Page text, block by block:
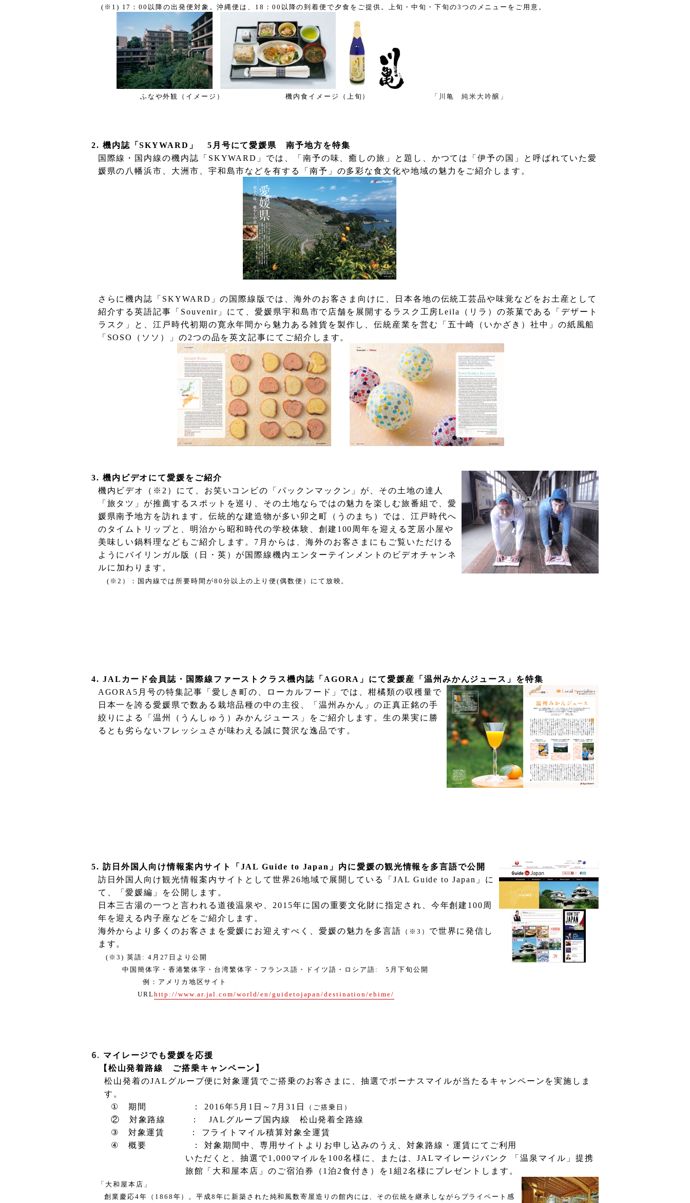
( ※ 1) 17 ：00 以降の出発便対象。沖縄便は、 18 ： 00 以降の到着便で夕食をご提供。上旬・中旬・下旬の3 つのメニューをご用意。
ふなや外観（イメージ） 機内食イメージ（上旬） 「川亀 純米大吟醸」
2. 機内誌「SKYWARD 」 5 月号にて愛媛県 南予地方を特集
国際線・国内線の機内誌「 SKYWARD 」では、「南予の味、癒しの旅」と題し、かつては「伊予の国」と呼ばれていた愛
媛県の八幡浜市、大洲市、宇和島市などを有する「南予」の多彩な食文化や地域の魅力をご紹介します。
さらに機内誌「 SKYWARD 」の国際線版では、海外のお客さま向けに、日本各地の伝統工芸品や味覚などをお土産として
紹介する英語記事「 Souvenir 」にて、愛媛県宇和島市で店舗を展開するラスク工房Leila
（リラ）の茶菓である「デザート
ラスク」と、江戸時代初期の寛永年間から魅力ある雑貨を製作し、伝統産業を営む「五十崎（いかざき）社中」の紙風船
「 SOSO （ソソ）」の2つの品を英文記事にてご紹介します。
3. 機内ビデオにて愛媛をご紹介
機内ビデオ
（ ※ 2 ） にて、お笑いコンビの「パックン マックン」が、その土地の達人
「旅タツ」が推薦する スポットを巡り、その土地ならではの魅力を楽しむ旅番組で、愛
媛県南予地方を訪れます。伝統的な建造物が多い卯之町（うのまち）では、江戸時代へ
の タイムトリップと、明治から昭和時代の学校体験、 創建 100 周年を迎える芝居小屋や
美味しい鍋料理 などもご紹介します。 7 月からは、海外のお客さまにも ご覧いただける
ようにバイリンガル版（日・英）が国際線機内エンターテインメントのビデオチャンネ
ルに 加わります。
( ※ 2 ）：国内線では所要時間が80 分 以 上の上り便(偶数便）にて 放映。
4. JAL カード会員誌・国際線ファーストクラス機内誌「 AGORA 」にて愛媛産「温州みかんジュース」を特集
AGORA5 月号の特集記事「愛しき町の、ローカルフード」では、柑橘類の収穫量で
日本一を誇る愛媛県で数ある栽培品種の中の主役、「温州みかん」の正真正銘の手
絞りによる「温州（うんしゅう）みかんジュース」をご紹介します。生の果実に勝
る とも劣らないフレッシュさが味わえる誠に贅沢な逸品です。
5. 訪日外国人向け情報案内サイト「 JAL Guide to Japan 」内に愛媛の観光情報を多言語で公開
訪日外国人向け観光情報案内サイトとして世界 26地域で展開している「JAL Guide to Japan 」に
て、
「愛媛編」を公開します。
日本三古湯の一つと言われる道後温泉や、 2015年に 国の重要文化財に指定され、今年創建 100 周
年を迎える 内子座などをご紹介します。
海外からより多くのお客さまを愛媛にお迎えすべく、 愛媛の魅力を多言語 （※ 3 ） で世界に発信し
ます。
( ※3) 英語 : 4 月 27 日より公開
中国簡体字・香港繁体字 ・台湾繁体字・フランス語・ ドイツ語・ロシア語 : 5 月下旬公開
例：アメリカ地区サイト
URLhttp://www.ar.jal.com/world/en/guidetojapan/destination/ehime/
6. マイレージでも愛媛を応援
【松山発着路線 ご搭乗キャンペーン 】
松山発着のJAL グループ便に対象運賃でご搭乗のお客さまに、抽選でボーナスマイルが当たる キャンペーンを実施しま
す。
① 期間 ： 2016年5 月 1 日～ 7 月31 日 （ご搭乗日）
② 対象路線 ： JAL グループ国内線 松山発着全路線
③ 対象運賃
： フライトマイル積算対象全運賃
④ 概要
： 対象期間中、専用サイトよりお申し込みのうえ、対象路線・運賃にてご利用
いただくと、抽選で1,000マイルを 100名様に、または、JAL マイレージバンク
「温泉マイル」提携
旅館「大和屋本店」のご宿泊券（ 1泊 2食付き）を 1 組 2名様にプレゼントします。
「大和屋本店」
創業慶応4年（ 1868 年）。平成8年に新築された純和風数寄屋造りの館内には、 その伝統を継承しながらプライベート感